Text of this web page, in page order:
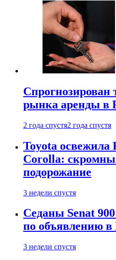
Спрогнозирован
рынка аренды в
2 года спустя2 года спустя
Toyota освежила
Corolla:
подорожание
3 недели спустя
Седаны Senat
по объявлению в
3 недели спустя